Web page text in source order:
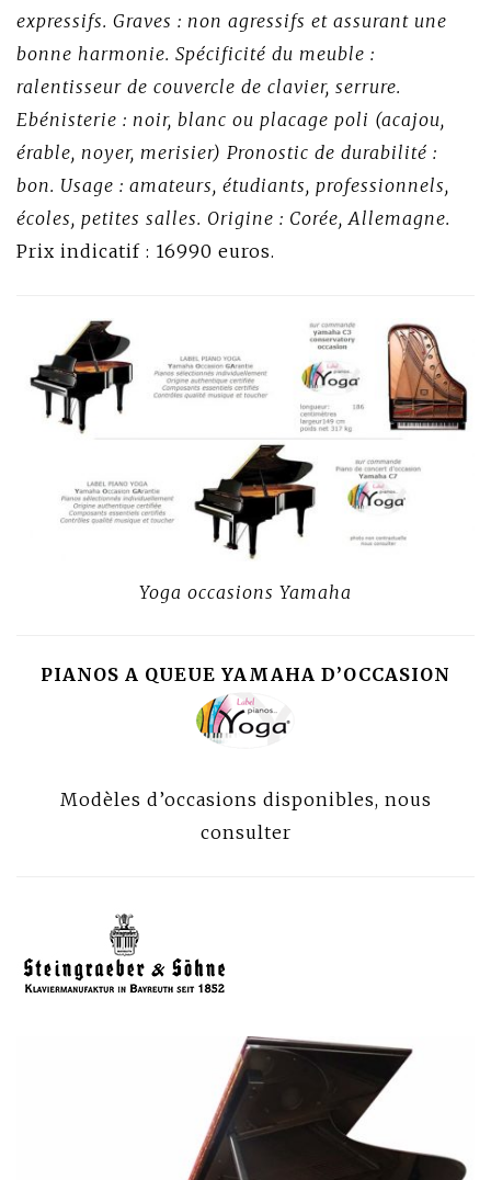
expressifs. Graves : non agressifs et assurant une
bonne harmonie. Spécificité du meuble :
ralentisseur de couvercle de clavier, serrure.
Ebénisterie : noir, blanc ou placage poli (acajou,
érable, noyer, merisier) Pronostic de durabilité :
bon. Usage : amateurs, étudiants, professionnels,
écoles, petites salles. Origine : Corée, Allemagne.
Prix indicatif : 16990 euros.
Yoga occasions Yamaha
PIANOS A QUEUE YAMAHA D’OCCASION
Modèles d’occasions disponibles, nous
consulter